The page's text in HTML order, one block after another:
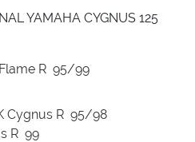
YAMAHA CYGNUS 125
R 95/99
Cygnus R 95/98
R 99